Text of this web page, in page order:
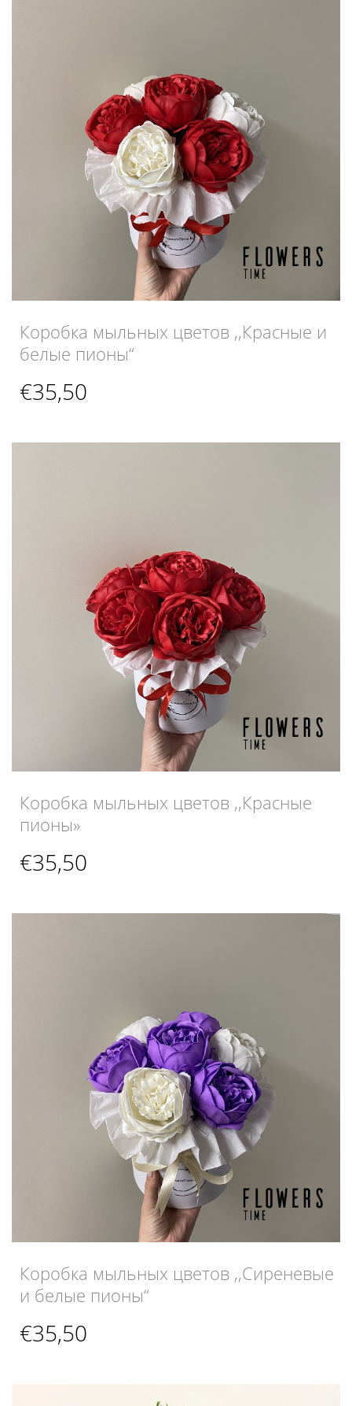
Коробка мыльных цветов ,,Красные и
белые пионы“
€35,50
Коробка мыльных цветов ,,Красные
пионы»
€35,50
Коробка мыльных цветов ,,Сиреневые
и белые пионы“
€35,50